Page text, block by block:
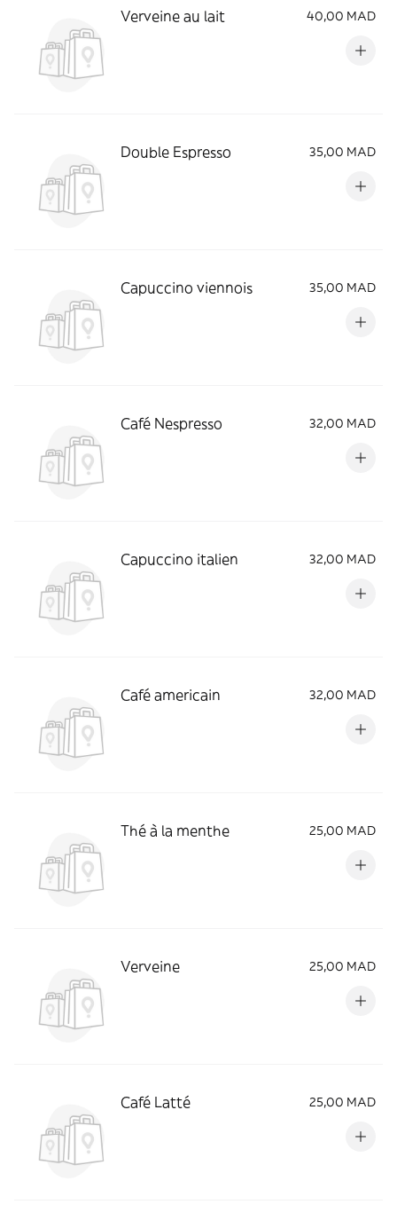
Verveine au lait 40,00 MAD
Double Espresso 35,00 MAD
Capuccino viennois 35,00 MAD
Café Nespresso 32,00 MAD
Capuccino italien 32,00 MAD
Café americain 32,00 MAD
Thé à la menthe 25,00 MAD
Verveine 25,00 MAD
Café Latté 25,00 MAD